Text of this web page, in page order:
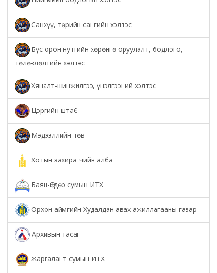
Санхүү, төрийн сангийн хэлтэс
Бүс орон нутгийн хөрөнгө оруулалт, бодлого,
төлөвлөлтийн хэлтэс
Хяналт-шинжилгээ, үнэлгээний хэлтэс
Цэргийн штаб
Мэдээллийн төв
Хотын захирагчийн алба
Баян-Өндөр сумын ИТХ
Орхон аймгийн Худалдан авах ажиллагааны газар
Архивын тасаг
Жаргалант сумын ИТХ